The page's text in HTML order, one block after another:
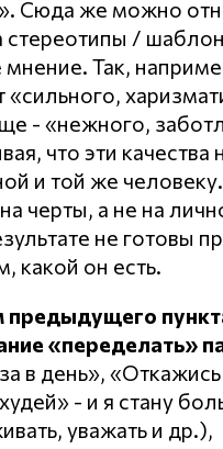
Сюда же можно
стереотипы /
Так,
- «нежного,
что эти качества
и той же человеку.
черты, а не на
не готовы
какой он есть.
предыдущего
«переделать»
в день»,
- и я стану
уважать и др.),